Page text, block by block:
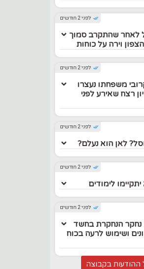
לפני 2 חודשים
לאחר שהתקרב סמוך
וירה על כוחות
לפני 2 חודשים
ו-2 קרובי משפחתו נעצרו
רצח שאירע לפני
לפני 2 חודשים
לאן הוא נעלם?
לפני 2 חודשים
לימודים
לפני 2 חודשים
נחקר הנחקרת בחשד
ושימוש לרעה בכוח
ההודעות בקבוצה